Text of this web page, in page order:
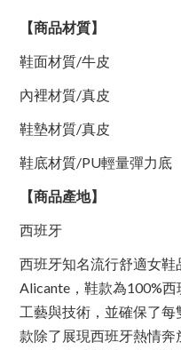
【商品材質】
鞋面材質/牛皮
內裡材質/真皮
鞋墊材質/真皮
鞋底材質/PU輕量彈力底
【商品產地】
西班牙
西班牙知名流行舒適女
Alicante，鞋款為100%
工藝與技術，並確保了
款除了展現西班牙熱情